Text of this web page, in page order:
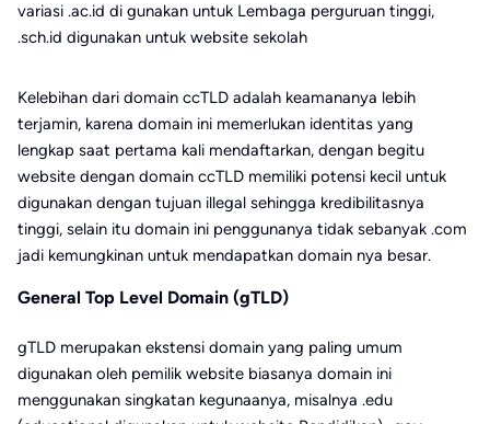
variasi .ac.id di gunakan untuk Lembaga perguruan tinggi,
.sch.id digunakan untuk website sekolah
Kelebihan dari domain ccTLD adalah keamananya lebih
terjamin, karena domain ini memerlukan identitas yang
lengkap saat pertama kali mendaftarkan, dengan begitu
website dengan domain ccTLD memiliki potensi kecil untuk
digunakan dengan tujuan illegal sehingga kredibilitasnya
tinggi, selain itu domain ini penggunanya tidak sebanyak .com
jadi kemungkinan untuk mendapatkan domain nya besar.
General Top Level Domain (gTLD)
gTLD merupakan ekstensi domain yang paling umum
digunakan oleh pemilik website biasanya domain ini
menggunakan singkatan kegunaanya, misalnya .edu